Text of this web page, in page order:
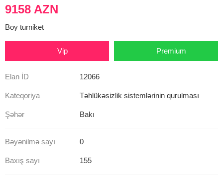
9158 AZN
Boy turniket
Vip Premium
Elan İD 12066
Kateqoriya Təhlükəsizlik sistemlərinin qurulması
Şəhər Bakı
Bəyənilmə sayı 0
Baxış sayı 155